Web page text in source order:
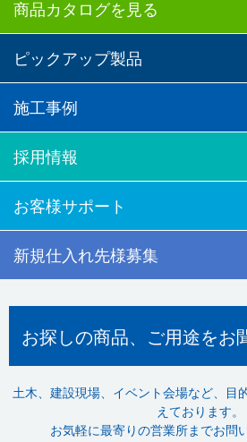
商品カタログを見る
ピックアップ製品
施工事例
採用情報
お客様サポート
新規仕入れ先様募集
お探しの商品、ご用途をお
土木、建設現場、イベント会場など、目
えております。
お気軽に最寄りの営業所までお問